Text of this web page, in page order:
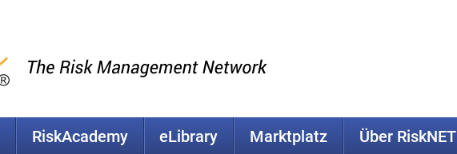
RiskAcademy eLibrary Marktplatz Über RiskNET